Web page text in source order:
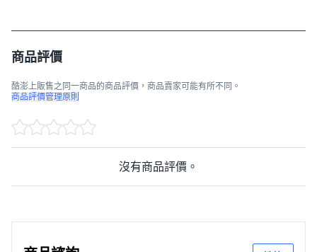
商品評價
酷澎上販售之同一商品的商品評價，商品賣家可能有所不同。
商品評價管理原則
沒有商品評價。